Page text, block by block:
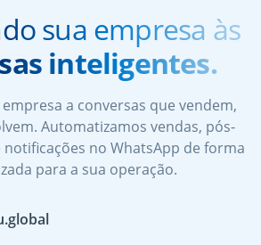
sua empresa às
inteligentes.
a conversas que vendem,
Automatizamos vendas, pós-
no WhatsApp de forma
para a sua operação.